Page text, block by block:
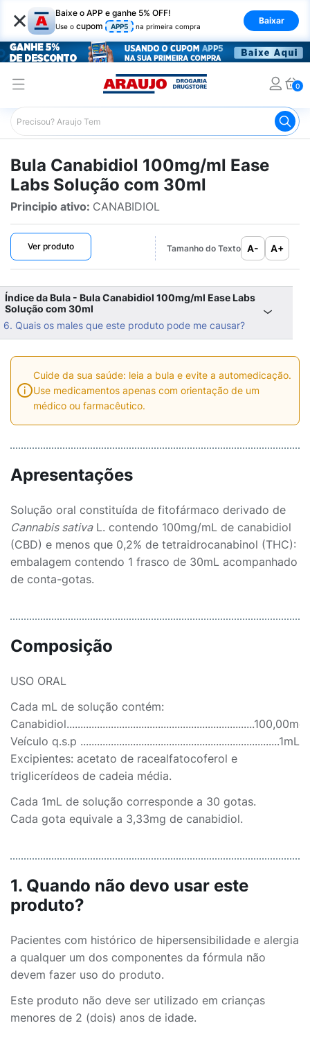
× Baixe o APP e ganhe 5% OFF!
Use o cupom APP5 na primeira compra
Baixar
0
Araujo Bulário Araujo Canabidiol 100mg/ml Ease
Bula Canabidiol 100mg/ml Ease
Labs Solução com 30ml
Principio ativo: CANABIDIOL
Ver produto Tamanho do Texto A- A+
Índice da Bula - Bula Canabidiol 100mg/ml Ease Labs
Solução com 30ml
6. Quais os males que este produto pode me causar?
Cuide da sua saúde: leia a bula e evite a automedicação.
Use medicamentos apenas com orientação de um
médico ou farmacêutico.
Apresentações
Solução oral constituída de fitofármaco derivado de
Cannabis sativaL. contendo 100mg/mL de canabidiol
(CBD) e menos que 0,2% de tetraidrocanabinol (THC):
embalagem contendo 1 frasco de 30mL acompanhado
de conta-gotas.
Composição
USO ORAL
Cada mL de solução contém:
Canabidiol....................................................................100,00mg
Veículo q.s.p ........................................................................1mL
Excipientes: acetato de racealfatocoferol e
triglicerídeos de cadeia média.
Cada 1mL de solução corresponde a 30 gotas.
Cada gota equivale a 3,33mg de canabidiol.
1. Quando não devo usar este
produto?
Pacientes com histórico de hipersensibilidade e alergia
a qualquer um dos componentes da fórmula não
devem fazer uso do produto.
Este produto não deve ser utilizado em crianças
menores de 2 (dois) anos de idade.